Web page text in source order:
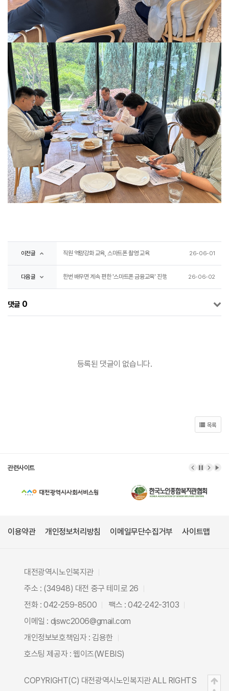
이전글 직원 역량강화 교육, 스마트폰 촬영 교육 26-06-01
다음글 한번 배우면 계속 편한 '스마트폰 금융교육' 진행 26-06-02
댓글 0
등록된 댓글이 없습니다.
목록
관련사이트 이전 배너
배너 정
다음
배
이용약관 개인정보처리방침 이메일무단수집거부 사이트맵
대전광역시노인복지관
주소 : (34948) 대전 중구 테미로 26
전화 : 042-259-8500
팩스 : 042-242-3103
이메일 : djswc2006@gmail.com
개인정보보호책임자 : 김용한
호스팅 제공자 : 웹이즈(WEBIS)
COPYRIGHT(C) 대전광역시노인복지관ALL RIGHTS
상